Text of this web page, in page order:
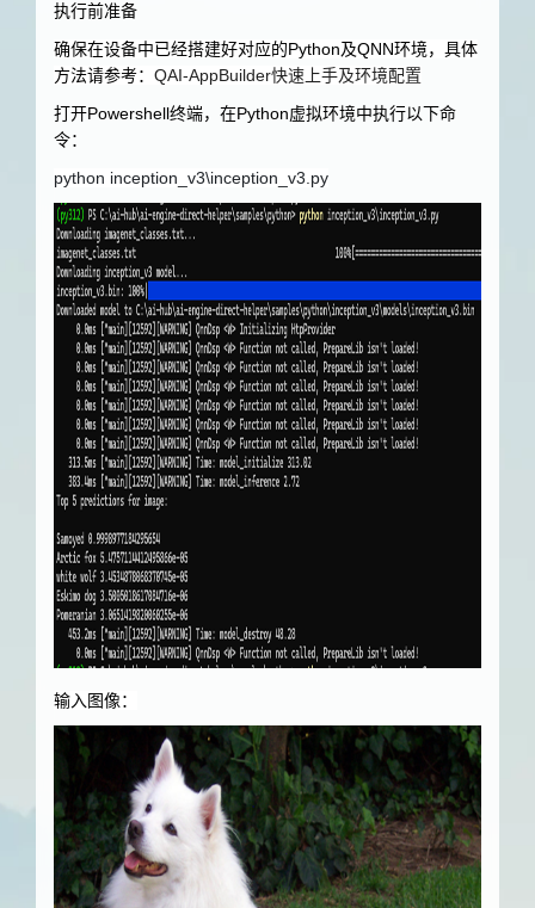
执行前准备
确保在设备中已经搭建好对应的Python及QNN环境，具体
方法请参考： QAI-AppBuilder快速上手及环境配置
打开Powershell终端，在Python虚拟环境中执行以下命
令：
python inception_v3\inception_v3.py
输入图像：